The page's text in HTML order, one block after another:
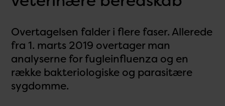
Overtagelsen falder i flere faser. Allerede
fra 1. marts 2019 overtager man
analyserne for fugleinfluenza og en
række bakteriologiske og parasitære
sygdomme.